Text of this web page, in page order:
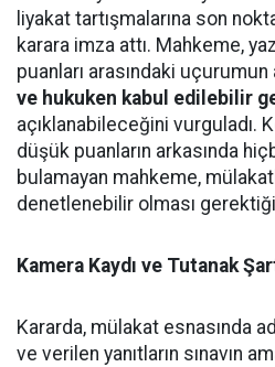
liyakat tartışmalarına son
karara imza attı. Mahkeme,
puanları arasındaki uçurumun
ve hukuken kabul edilebilir
açıklanabileceğini vurguladı.
düşük puanların arkasında
bulamayan mahkeme,
denetlenebilir olması
Kamera Kaydı ve Tutanak
Kararda, mülakat esnasında
ve verilen yanıtların sınavın